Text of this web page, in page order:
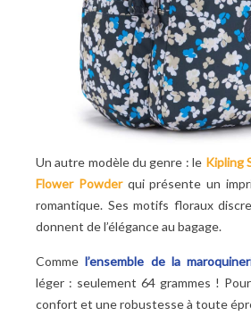
Un autre modèle du genre : le Kipling
Flower Powderqui présente un
romantique. Ses motifs floraux
donnent de l’élégance au bagage.
Commel’ensemble de la
léger : seulement 64 grammes !
confort et une robustesse à toute